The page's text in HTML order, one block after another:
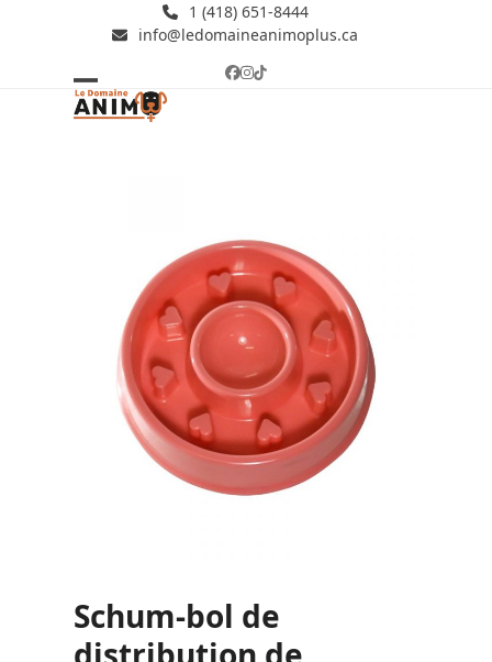
1 (418) 651-8444
info@ledomaineanimoplus.ca
Facebook
Instagram
Tiktok
Open
Close
Schum-bol de